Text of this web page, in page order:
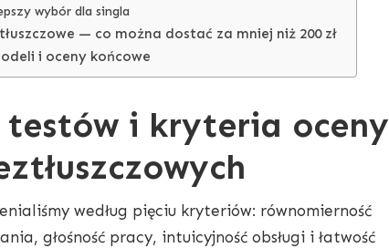
wybór dla singla
— co można dostać za mniej niż 200 zł
i oceny końcowe
i kryteria oceny
według pięciu kryteriów: równomierność
głośność pracy, intuicyjność obsługi i łatwość